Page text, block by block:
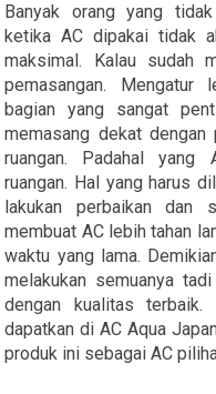
Banyak orang yang
ketika AC dipakai tidak
maksimal. Kalau sudah
pemasangan. Mengatur
bagian yang sangat
memasang dekat
ruangan. Padahal yang
ruangan. Hal yang harus
lakukan perbaikan
membuat AC lebih tahan
waktu yang lama.
melakukan semuanya
dengan kualitas
dapatkan di AC Aqua
produk ini sebagai AC